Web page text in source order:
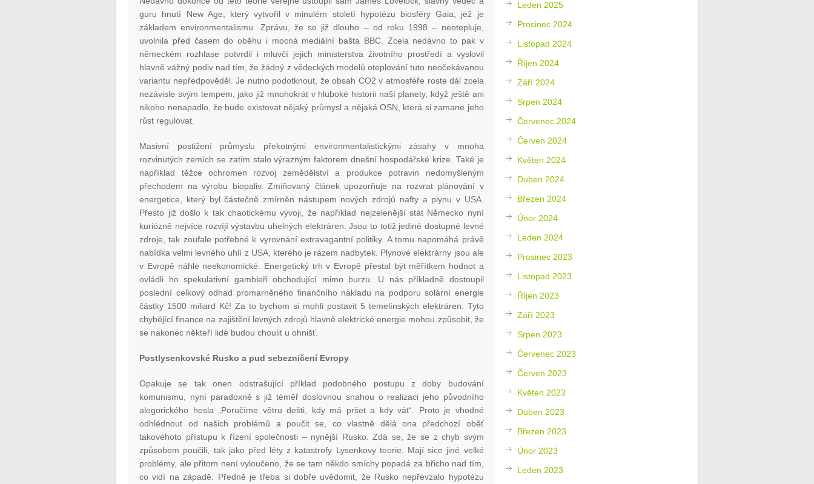
guru hnutí New Age, který vytvořil v minulém století hypotézu biosféry Gaia, jež je
základem environmentalismu. Zprávu, že se již dlouho – od roku 1998 – neotepluje,
uvolnila před časem do oběhu i mocná mediální bašta BBC. Zcela nedávno to pak v
německém rozhlase potvrdil i mluvčí jejich ministerstva životního prostředí a vyslovil
hlavně vážný podiv nad tím, že žádný z vědeckých modelů oteplování tuto neočekávanou
variantu nepředpověděl. Je nutno podotknout, že obsah CO2 v atmosféře roste dál zcela
nezávisle svým tempem, jako již mnohokrát v hluboké historii naší planety, když ještě ani
nikoho nenapadlo, že bude existovat nějaký průmysl a nějaká OSN, která si zamane jeho
růst regulovat.
Masivní postižení průmyslu překotnými environmentalistickými zásahy v mnoha
rozvinutých zemích se zatím stalo výrazným faktorem dnešní hospodářské krize. Také je
například těžce ochromen rozvoj zemědělství a produkce potravin nedomyšleným
přechodem na výrobu biopaliv. Zmiňovaný článek upozorňuje na rozvrat plánování v
energetice, který byl částečně zmírněn nástupem nových zdrojů nafty a plynu v USA.
Přesto již došlo k tak chaotickému vývoji, že například nejzelenější stát Německo nyní
kuriózně nejvíce rozvíjí výstavbu uhelných elektráren. Jsou to totiž jediné dostupné levné
zdroje, tak zoufale potřebné k vyrovnání extravagantní politiky. A tomu napomáhá právě
nabídka velmi levného uhlí z USA, kterého je rázem nadbytek. Plynové elektrárny jsou ale
v Evropě náhle neekonomické. Energetický trh v Evropě přestal být měřítkem hodnot a
ovládli ho spekulativní gambleři obchodující mimo burzu. U nás příkladně dostoupil
poslední celkový odhad promarněného finančního nákladu na podporu solární energie
částky 1500 miliard Kč! Za to bychom si mohli postavit 5 temelínských elektráren. Tyto
chybějící finance na zajištění levných zdrojů hlavně elektrické energie mohou způsobit, že
se nakonec někteří lidé budou choulit u ohnišť.
Postlysenkovské Rusko a pud sebezničení Evropy
Opakuje se tak onen odstrašující příklad podobného postupu z doby budování
komunismu, nyní paradoxně s již téměř doslovnou snahou o realizaci jeho původního
alegorického hesla „Poručíme větru dešti, kdy má pršet a kdy vát“. Proto je vhodné
odhlédnout od našich problémů a poučit se, co vlastně dělá ona předchozí oběť
takovéhoto přístupu k řízení společnosti – nynější Rusko. Zdá se, že se z chyb svým
způsobem poučili, tak jako před léty z katastrofy Lysenkovy teorie. Mají sice jiné velké
problémy, ale přitom není vyloučeno, že se tam někdo smíchy popadá za břicho nad tím,
co vidí na západě. Předně je třeba si dobře uvědomit, že Rusko nepřevzalo hypotézu
Leden 2025
Prosinec 2024
Listopad 2024
Říjen 2024
Září 2024
Srpen 2024
Červenec 2024
Červen 2024
Květen 2024
Duben 2024
Březen 2024
Únor 2024
Leden 2024
Prosinec 2023
Listopad 2023
Říjen 2023
Září 2023
Srpen 2023
Červenec 2023
Červen 2023
Květen 2023
Duben 2023
Březen 2023
Únor 2023
Leden 2023